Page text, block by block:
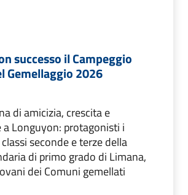
successo il Campeggio
Gemellaggio 2026
di amicizia, crescita e
Longuyon: protagonisti i
seconde e terze della
di primo grado di Limana,
dei Comuni gemellati